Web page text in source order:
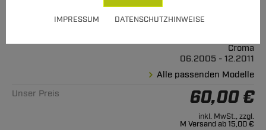
IMPRESSUM DATENSCHUTZHINWEISET24DATR5135-42
Croma
06.2005 - 12.2011
Alle passenden Modelle
Unser Preis
60,00 €
inkl. MwSt., zzgl.
M Versand ab 15,00 €